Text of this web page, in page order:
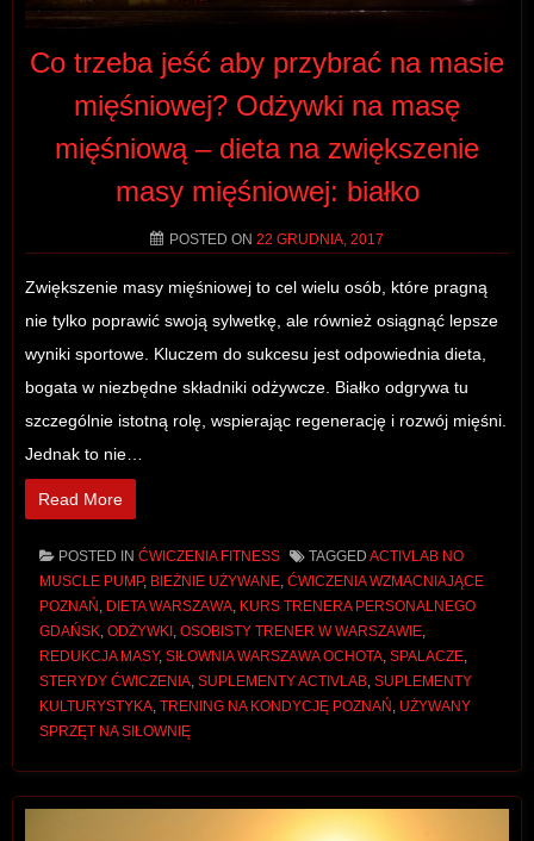
Co trzeba jeść aby przybrać na masie
mięśniowej? Odżywki na masę
mięśniową – dieta na zwiększenie
masy mięśniowej: białko
POSTED ON 22 GRUDNIA, 2017
Zwiększenie masy mięśniowej to cel wielu osób, które pragną
nie tylko poprawić swoją sylwetkę, ale również osiągnąć lepsze
wyniki sportowe. Kluczem do sukcesu jest odpowiednia dieta,
bogata w niezbędne składniki odżywcze. Białko odgrywa tu
szczególnie istotną rolę, wspierając regenerację i rozwój mięśni.
Jednak to nie…
Read More
POSTED IN ĆWICZENIA FITNESS TAGGED ACTIVLAB NO
MUSCLE PUMP, BIEŻNIE UŻYWANE, ĆWICZENIA WZMACNIAJĄCE
POZNAŃ, DIETA WARSZAWA, KURS TRENERA PERSONALNEGO
GDAŃSK, ODŻYWKI, OSOBISTY TRENER W WARSZAWIE,
REDUKCJA MASY, SIŁOWNIA WARSZAWA OCHOTA, SPALACZE,
STERYDY ĆWICZENIA, SUPLEMENTY ACTIVLAB, SUPLEMENTY
KULTURYSTYKA, TRENING NA KONDYCJĘ POZNAŃ, UŻYWANY
SPRZĘT NA SIŁOWNIĘ